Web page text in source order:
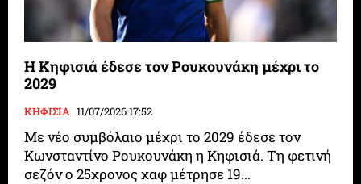
Η Κηφισιά έδεσε τον Ρουκουνάκη μέχρι το
2029
ΚΗΦΙΣΙΑ 11/07/2026 17:52
Με νέο συμβόλαιο μέχρι το 2029 έδεσε τον
Κωνσταντίνο Ρουκουνάκη η Κηφισιά. Τη φετινή
σεζόν ο 25χρονος χαφ μέτρησε 19...